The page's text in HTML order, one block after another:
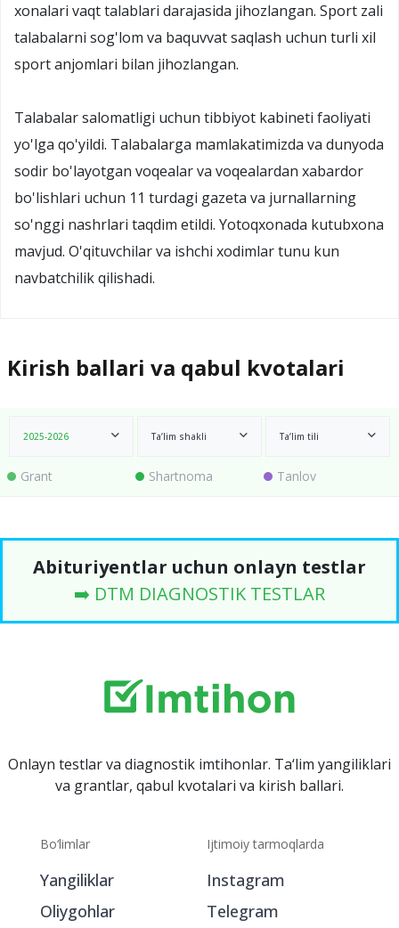
xonalari vaqt talablari darajasida jihozlangan. Sport zali
talabalarni sog'lom va baquvvat saqlash uchun turli xil
sport anjomlari bilan jihozlangan.
Talabalar salomatligi uchun tibbiyot kabineti faoliyati
yo'lga qo'yildi. Talabalarga mamlakatimizda va dunyoda
sodir bo'layotgan voqealar va voqealardan xabardor
bo'lishlari uchun 11 turdagi gazeta va jurnallarning
so'nggi nashrlari taqdim etildi. Yotoqxonada kutubxona
mavjud. O'qituvchilar va ishchi xodimlar tunu kun
navbatchilik qilishadi.
Kirish ballari va qabul kvotalari
2025-2026 Ta’lim shakli Ta’lim tili
Grant Shartnoma Tanlov
Abituriyentlar uchun onlayn testlar
➡️ DTM DIAGNOSTIK TESTLAR
Onlayn testlar va diagnostik imtihonlar. Ta‘lim yangiliklari
va grantlar, qabul kvotalari va kirish ballari.
Bo‘limlar
Yangiliklar
Oliygohlar
Ijtimoiy tarmoqlarda
Instagram
Telegram